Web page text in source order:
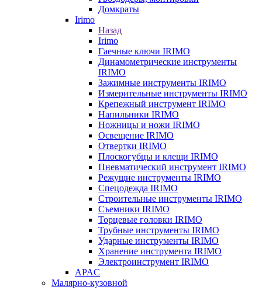
Домкраты
Irimo
Назад
Irimo
Гаечные ключи IRIMO
Динамометрические инструменты
IRIMO
Зажимные инструменты IRIMO
Измерительные инструменты IRIMO
Крепежный инструмент IRIMO
Напильники IRIMO
Ножницы и ножи IRIMO
Освещение IRIMO
Отвертки IRIMO
Плоскогубцы и клещи IRIMO
Пневматический инструмент IRIMO
Режущие инструменты IRIMO
Спецодежда IRIMO
Строительные инструменты IRIMO
Съемники IRIMO
Торцевые головки IRIMO
Трубные инструменты IRIMO
Ударные инструменты IRIMO
Хранение инструмента IRIMO
Электроинструмент IRIMO
APAC
Малярно-кузовной